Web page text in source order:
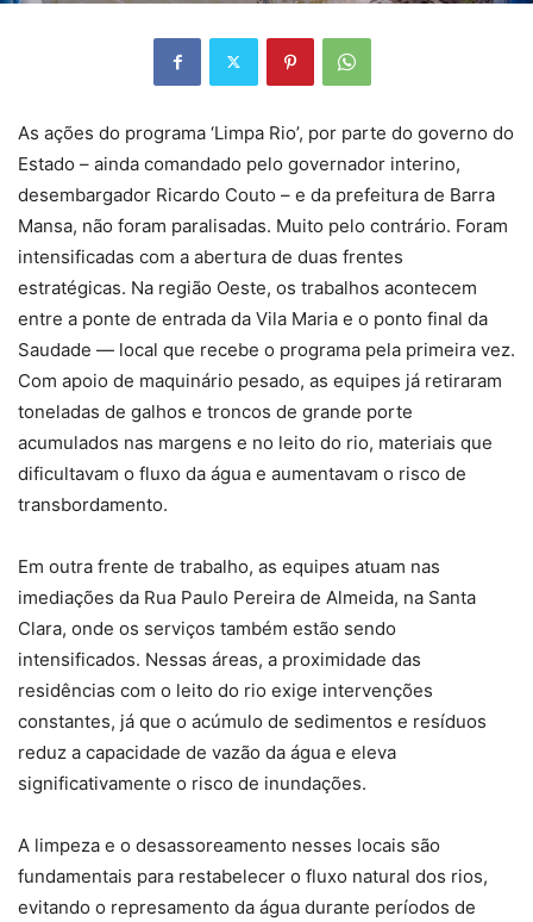
As ações do programa ‘Limpa Rio’, por parte do governo do
Estado – ainda comandado pelo governador interino,
desembargador Ricardo Couto – e da prefeitura de Barra
Mansa, não foram paralisadas. Muito pelo contrário. Foram
intensificadas com a abertura de duas frentes
estratégicas. Na região Oeste, os trabalhos acontecem
entre a ponte de entrada da Vila Maria e o ponto final da
Saudade — local que recebe o programa pela primeira vez.
Com apoio de maquinário pesado, as equipes já retiraram
toneladas de galhos e troncos de grande porte
acumulados nas margens e no leito do rio, materiais que
dificultavam o fluxo da água e aumentavam o risco de
transbordamento.
Em outra frente de trabalho, as equipes atuam nas
imediações da Rua Paulo Pereira de Almeida, na Santa
Clara, onde os serviços também estão sendo
intensificados. Nessas áreas, a proximidade das
residências com o leito do rio exige intervenções
constantes, já que o acúmulo de sedimentos e resíduos
reduz a capacidade de vazão da água e eleva
significativamente o risco de inundações.
A limpeza e o desassoreamento nesses locais são
fundamentais para restabelecer o fluxo natural dos rios,
evitando o represamento da água durante períodos de